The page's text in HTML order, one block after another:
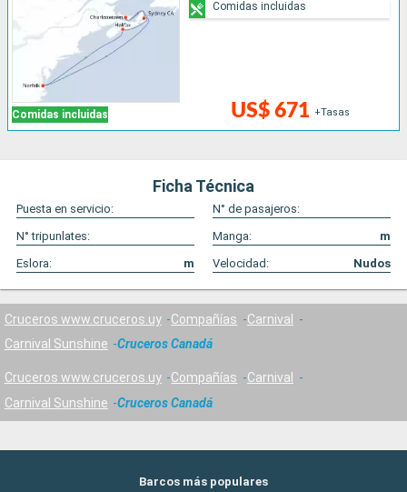
Comidas incluidas US$ 671 +Tasas
Comidas incluidas
Ficha Técnica
Puesta en servicio:
N° de pasajeros:
N° tripunlates:
Manga:
m
Eslora:
m Velocidad: Nudos
Cruceros www.cruceros.uy Compañías
Carnival
Carnival Sunshine
Cruceros Canadá
Cruceros www.cruceros.uy Compañías
Carnival
Carnival Sunshine
Cruceros Canadá
Barcos más populares